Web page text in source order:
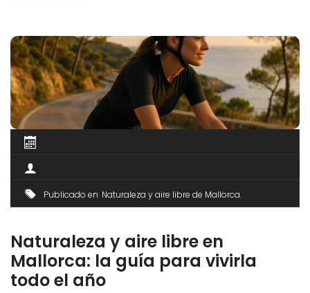
Publicado en Naturaleza y aire libre de Mallorca
Naturaleza y aire libre en
Mallorca: la guía para vivirla
todo el año